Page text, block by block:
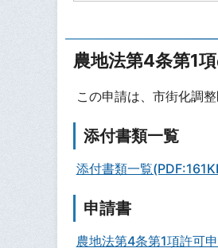
農地法第4条第1
この申請は、市街化調
添付書類一覧
添付書類一覧
申請書
農地法第4条第1項許可